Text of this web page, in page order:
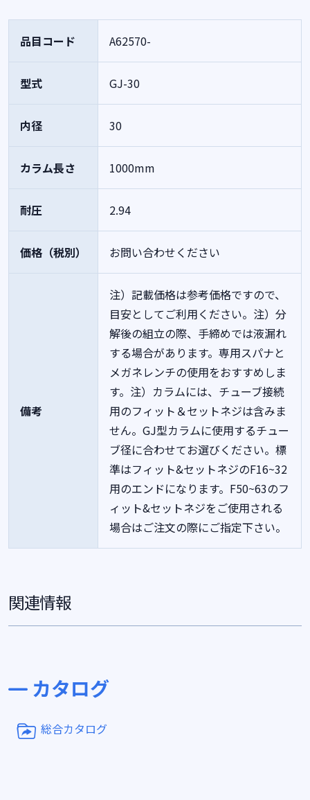
品目コード A62570-
型式 GJ-30
内径 30
カラム長さ 1000mm
耐圧 2.94
価格（税別） お問い合わせください
備考
注）記載価格は参考価格ですので、
目安としてご利用ください。注）分
解後の組立の際、手締めでは液漏れ
する場合があります。専用スパナと
メガネレンチの使用をおすすめしま
す。注）カラムには、チューブ接続
用のフィット＆セットネジは含みま
せん。GJ型カラムに使用するチュー
ブ径に合わせてお選びください。標
準はフィット&セットネジのF16~32
用のエンドになります。F50~63のフ
ィット&セットネジをご使用される
場合はご注文の際にご指定下さい。
関連情報
カタログ
総合カタログ